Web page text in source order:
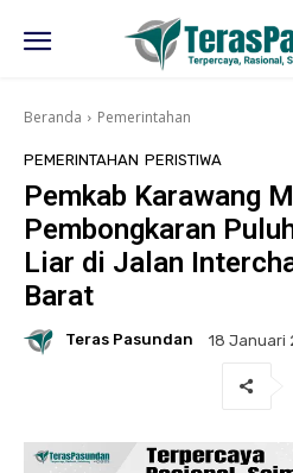
Beranda Pemerintahan
PEMERINTAHAN PERISTIWA
Pemkab Karawang
Pembongkaran
Liar di Jalan
Barat
Teras Pasundan 18 Januari